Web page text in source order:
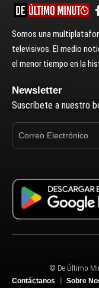
Somos una
televisivos. El medio
el menor tiempo en la
Newsletter
Suscríbete a nuestro
© De Último
Contáctanos
Sobre